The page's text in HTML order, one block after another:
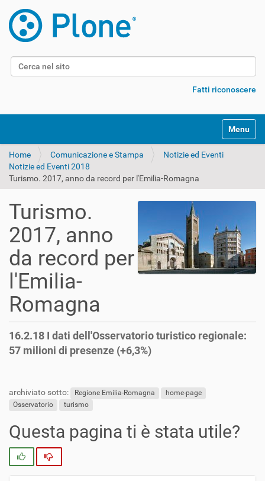
Cerca nel sito
Fatti riconoscere
Alterna
Home Comunicazione e Stampa
Notizie ed Eventi
Notizie ed Eventi 2018
Turismo. 2017, anno da record per l'Emilia-Romagna
Turismo.
2017, anno
da record per
l'Emilia-
Romagna
16.2.18 I dati dell'Osservatorio turistico regionale:
57 milioni di presenze (+6,3%)
archiviato sotto: Regione Emilia-Romagna
home-page
Osservatorio
turismo
Questa pagina ti è stata utile?